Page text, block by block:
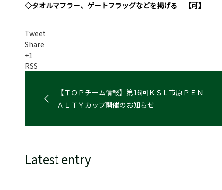
◇タオルマフラー、ゲートフラッグなどを掲げる 【可】
Tweet
Share
+1
RSS
【ＴＯＰチーム情報】第16回ＫＳＬ市原ＰＥＮ
ＡＬＴＹカップ開催のお知らせ
Latest entry